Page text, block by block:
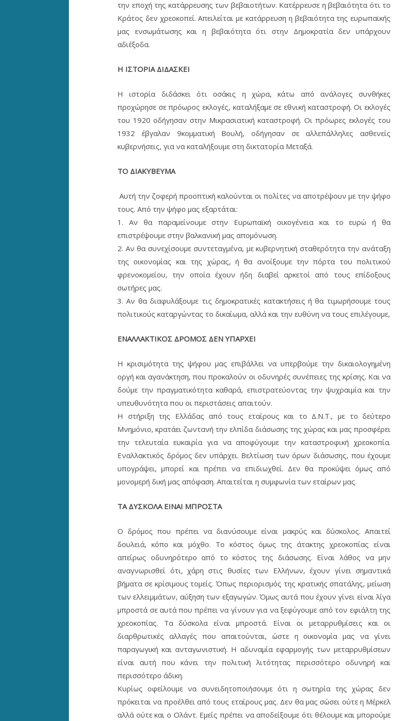
την εποχή της κατάρρευσης των βεβαιοτήτων. Κατέρρευσε η βεβαιότητα ότι το
Κράτος δεν χρεοκοπεί. Απειλείται με κατάρρευση η βεβαιότητα της ευρωπαϊκής
μας ενσωμάτωσης και η βεβαιότητα ότι στην Δημοκρατία δεν υπάρχουν
αδιέξοδα.
Η ΙΣΤΟΡΙΑ ΔΙΔΑΣΚΕΙ
Η ιστορία διδάσκει ότι οσάκις η χώρα, κάτω από ανάλογες συνθήκες
προχώρησε σε πρόωρος εκλογές, καταλήξαμε σε εθνική καταστροφή. Οι εκλογές
του 1920 οδήγησαν στην Μικρασιατική καταστροφή. Οι πρόωρες εκλογές του
1932 έβγαλαν 9κομματική Βουλή, οδήγησαν σε αλλεπάλληλες ασθενείς
κυβερνήσεις, για να καταλήξουμε στη δικτατορία Μεταξά.
ΤΟ ΔΙΑΚΥΒΕΥΜΑ
Αυτή την ζοφερή προοπτική καλούνται οι πολίτες να αποτρέψουν με την ψήφο
τους. Από την ψήφο μας εξαρτάται:
1. Αν θα παραμείνουμε στην Ευρωπαϊκή οικογένεια και το ευρώ ή θα
επιστρέψουμε στην βαλκανική μας απομόνωση.
2. Αν θα συνεχίσουμε συντεταγμένα, με κυβερνητική σταθερότητα την ανάταξη
της οικονομίας και της χώρας, ή θα ανοίξουμε την πόρτα του πολιτικού
φρενοκομείου, την οποία έχουν ήδη διαβεί αρκετοί από τους επίδοξους
σωτήρες μας.
3. Αν θα διαφυλάξουμε τις δημοκρατικές κατακτήσεις ή θα τιμωρήσουμε τους
πολιτικούς καταργώντας το δικαίωμα, αλλά και την ευθύνη να τους επιλέγουμε,
ΕΝΑΛΛΑΚΤΙΚΟΣ ΔΡΟΜΟΣ ΔΕΝ ΥΠΑΡΧΕΙ
Η κρισιμότητα της ψήφου μας επιβάλλει να υπερβούμε την δικαιολογημένη
οργή και αγανάκτηση, που προκαλούν οι οδυνηρές συνέπειες της κρίσης. Και να
δούμε την πραγματικότητα καθαρά, επιστρατεύοντας την ψυχραιμία και την
υπευθυνότητα που οι περιστάσεις απαιτούν.
Η στήριξη της Ελλάδας από τους εταίρους και το Δ.Ν.Τ., με το δεύτερο
Μνημόνιο, κρατάει ζωντανή την ελπίδα διάσωσης της χώρας και μας προσφέρει
την τελευταία ευκαιρία για να αποφύγουμε την καταστροφική χρεοκοπία.
Εναλλακτικός δρόμος δεν υπάρχει. Βελτίωση των όρων διάσωσης, που έχουμε
υπογράψει, μπορεί και πρέπει να επιδιωχθεί. Δεν θα προκύψει όμως από
μονομερή δική μας απόφαση. Απαιτείται η συμφωνία των εταίρων μας.
ΤΑ ΔΥΣΚΟΛΑ ΕΙΝΑΙ ΜΠΡΟΣΤΑ
Ο δρόμος που πρέπει να διανύσουμε είναι μακρύς και δύσκολος. Απαιτεί
δουλειά, κόπο και μόχθο. Το κόστος όμως της άτακτης χρεοκοπίας είναι
απείρως οδυνηρότερο από το κόστος της διάσωσης. Είναι λάθος να μην
αναγνωρισθεί ότι, χάρη στις θυσίες των Ελλήνων, έχουν γίνει σημαντικά
βήματα σε κρίσιμους τομείς. Όπως περιορισμός της κρατικής σπατάλης, μείωση
των ελλειμμάτων, αύξηση των εξαγωγών. Όμως αυτά που έχουν γίνει είναι λίγα
μπροστά σε αυτά που πρέπει να γίνουν για να ξεφύγουμε από τον εφιάλτη της
χρεοκοπίας. Τα δύσκολα είναι μπροστά. Είναι οι μεταρρυθμίσεις και οι
διαρθρωτικές αλλαγές που απαιτούνται, ώστε η οικονομία μας να γίνει
παραγωγική και ανταγωνιστική. Η αδυναμία εφαρμογής των μεταρρυθμίσεων
είναι αυτή που κάνει την πολιτική λιτότητας περισσότερο οδυνηρή και
περισσότερο άδικη.
Κυρίως οφείλουμε να συνειδητοποιήσουμε ότι η σωτηρία της χώρας δεν
πρόκειται να προέλθει από τους εταίρους μας. Δεν θα μας σώσει ούτε η Μέρκελ
αλλά ούτε και ο Ολάντ. Εμείς πρέπει να αποδείξουμε ότι θέλουμε και μπορούμε